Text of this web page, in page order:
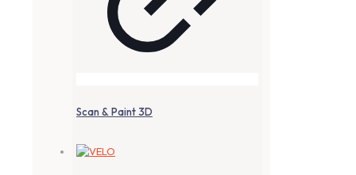
Scan & Paint 3D